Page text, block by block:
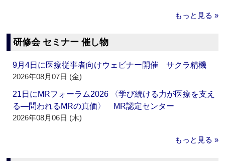
もっと見る »
研修会 セミナー 催し物
9月4日に医療従事者向けウェビナー開催 サクラ精機
2026年08月07日 (金)
21日にMRフォーラム2026 〈学び続ける力が医療を支え
る―問われるMRの真価〉 MR認定センター
2026年08月06日 (木)
もっと見る »